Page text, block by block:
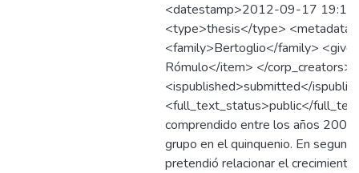
<datestamp>2012-09-17
<type>thesis</type>
<family>Bertoglio</family>
Rómulo</item> </corp_creators>
<ispublished>submitted</
<full_text_status>public</
comprendido entre los años
grupo en el quinquenio. En
pretendió relacionar el